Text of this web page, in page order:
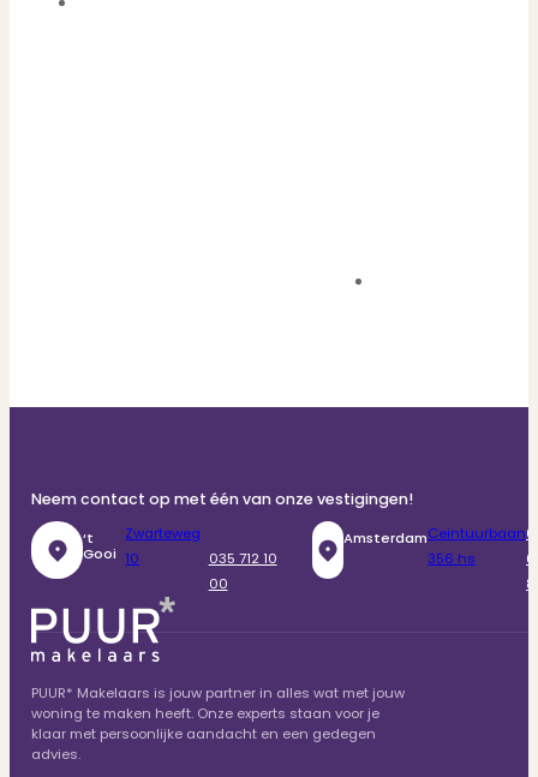
Neem contact op met één van onze vestigingen!
‘t
Gooi
Zwarteweg
10
035 712 10
00
AmsterdamCeintuurbaan
356 hs
PUUR* Makelaars is jouw partner in alles wat met jouw
woning te maken heeft. Onze experts staan voor je
klaar met persoonlijke aandacht en een gedegen
advies.